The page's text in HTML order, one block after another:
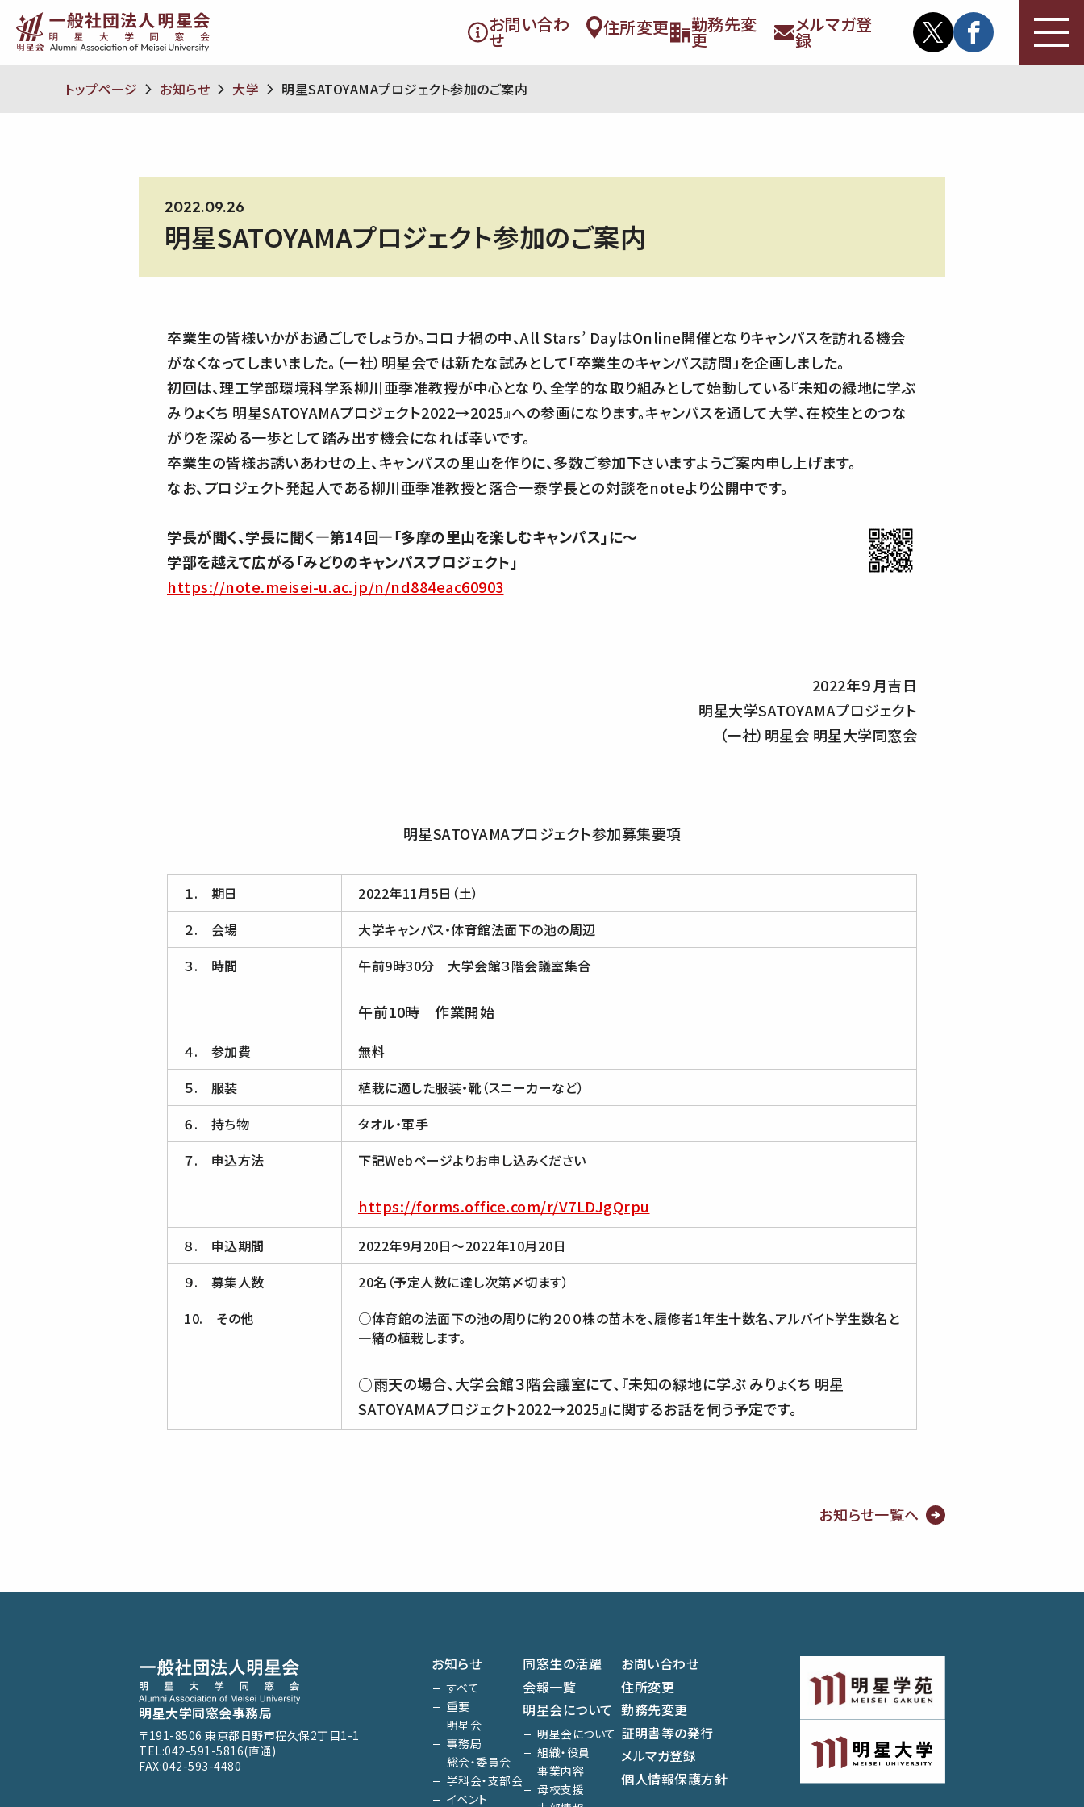
お問い合わ
せ
住所変更 勤務先変
更
メルマガ登
録
トップページ お知らせ 大学 明星SATOYAMAプロジェクト参加のご案内
2022.09.26
明星SATOYAMAプロジェクト参加のご案内
卒業生の皆様いかがお過ごしでしょうか。コロナ禍の中、All Stars’ DayはOnline開催となりキャンパスを訪れる機会
がなくなってしまいました。（一社）明星会では新たな試みとして「卒業生のキャンパス訪問」を企画しました。
初回は、理工学部環境科学系柳川亜季准教授が中心となり、全学的な取り組みとして始動している『未知の緑地に学ぶ
みりょくち 明星SATOYAMAプロジェクト2022→2025』への参画になります。キャンパスを通して大学、在校生とのつな
がりを深める一歩として踏み出す機会になれば幸いです。
卒業生の皆様お誘いあわせの上、キャンパスの里山を作りに、多数ご参加下さいますようご案内申し上げます。
なお、プロジェクト発起人である柳川亜季准教授と落合一泰学長との対談をnoteより公開中です。
学長が聞く、学長に聞く―第14回―「多摩の里山を楽しむキャンパス」に～
学部を越えて広がる「みどりのキャンパスプロジェクト」
https://note.meisei-u.ac.jp/n/nd884eac60903
2022年９月吉日
明星大学SATOYAMAプロジェクト
（一社）明星会 明星大学同窓会
明星SATOYAMAプロジェクト参加募集要項
１. 期日
2022年11月5日（土）
２. 会場
大学キャンパス・体育館法面下の池の周辺
３. 時間
午前9時30分 大学会館３階会議室集合
午前10時 作業開始
４. 参加費
無料
５. 服装
植栽に適した服装・靴（スニーカーなど）
６. 持ち物
タオル・軍手
７. 申込方法
下記Webページよりお申し込みください
https://forms.office.com/r/V7LDJgQrpu
８. 申込期間
2022年9月20日～2022年10月20日
９. 募集人数
20名（予定人数に達し次第〆切ます）
10. その他
○体育館の法面下の池の周りに約２００株の苗木を、履修者1年生十数名、アルバイト学生数名と
一緒の植栽します。
○雨天の場合、大学会館３階会議室にて、『未知の緑地に学ぶ みりょくち 明星
SATOYAMAプロジェクト2022→2025』に関するお話を伺う予定です。
お知らせ一覧へ
お知らせ
すべて
重要
明星会
事務局
総会・委員会
学科会・支部会
イベント
同窓生の活躍
会報一覧
明星会について
明星会について
組織・役員
事業内容
母校支援
お問い合わせ
住所変更
勤務先変更
証明書等の発行
メルマガ登録
個人情報保護方針
明星大学同窓会事務局
〒191-8506 東京都日野市程久保2丁目1-1
TEL:042-591-5816(直通)
FAX:042-593-4480